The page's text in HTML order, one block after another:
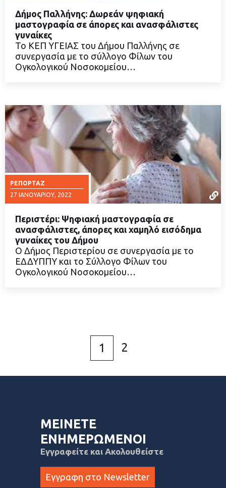
ΔΙΑΒΑΣΤΕ ΠΕΡΙΣΣΟΤΕΡΑ
Δήμος Παλλήνης: Δωρεάν ψηφιακή
μαστογραφία σε άπορες και ανασφάλιστες
γυναίκες
Το ΚΕΠ ΥΓΕΙΑΣ του Δήμου Παλλήνης σε
συνεργασία με το σύλλογο Φίλων του
Ογκολογικού Νοσοκομείου…
ΡΕΠΟΡΤΆΖ
27 ΙΑΝΟΥΑΡΊΟΥ, 2022
ΔΙΑΒΑΣΤΕ ΠΕΡΙΣΣΟΤΕΡΑ
Περιστέρι: Ψηφιακή μαστογραφία σε
ανασφάλιστες, άπορες και χαμηλό εισόδημα
γυναίκες του Δήμου
Ο Δήμος Περιστερίου σε συνεργασία με το
ΕΔΔΥΠΠΥ και το Σύλλογο Φίλων του
Ογκολογικού Νοσοκομείου…
1 2
ΜΕΙΝΕΤΕ
ΕΝΗΜΕΡΩΜΕΝΟΙ
Εγγραφείτε και Ακολουθείστε
Εγγραφη στο Newsletter